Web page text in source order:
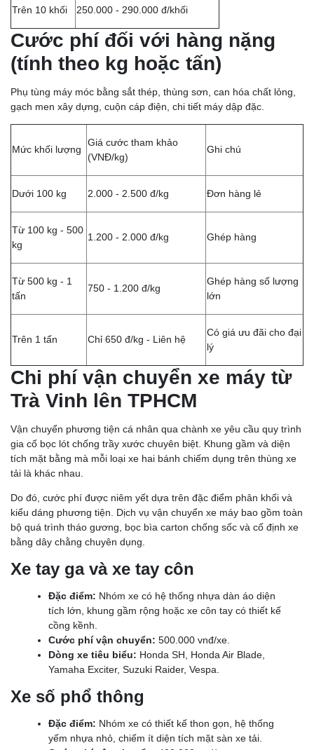
Trên 10 khối 250.000 - 290.000 đ/khối
Cước phí đối với hàng nặng
(tính theo kg hoặc tấn)
Phụ tùng máy móc bằng sắt thép, thùng sơn, can hóa chất lỏng,
gạch men xây dựng, cuộn cáp điện, chi tiết máy dập đặc.
Mức khối lượng
Giá cước tham khảo
(VNĐ/kg)
Ghi chú
Dưới 100 kg 2.000 - 2.500 đ/kg Đơn hàng lẻ
Từ 100 kg - 500
kg
1.200 - 2.000 đ/kg Ghép hàng
Từ 500 kg - 1
tấn
750 - 1.200 đ/kg
Ghép hàng số lượng
lớn
Trên 1 tấn Chỉ 650 đ/kg - Liên hệ
Có giá ưu đãi cho đại
lý
Chi phí vận chuyển xe máy từ
Trà Vinh lên TPHCM
Vận chuyển phương tiện cá nhân qua chành xe yêu cầu quy trình
gia cố bọc lót chống trầy xước chuyên biệt. Khung gầm và diện
tích mặt bằng mà mỗi loại xe hai bánh chiếm dụng trên thùng xe
tải là khác nhau.
Do đó, cước phí được niêm yết dựa trên đặc điểm phân khối và
kiểu dáng phương tiện. Dịch vụ vận chuyển xe máy bao gồm toàn
bộ quá trình tháo gương, bọc bìa carton chống sốc và cố định xe
bằng dây chằng chuyên dụng.
Xe tay ga và xe tay côn
Đặc điểm: Nhóm xe có hệ thống nhựa dàn áo diện
tích lớn, khung gầm rộng hoặc xe côn tay có thiết kế
cồng kềnh.
Cước phí vận chuyển: 500.000 vnđ/xe.
Dòng xe tiêu biểu: Honda SH, Honda Air Blade,
Yamaha Exciter, Suzuki Raider, Vespa.
Xe số phổ thông
Đặc điểm: Nhóm xe có thiết kế thon gọn, hệ thống
yếm nhựa nhỏ, chiếm ít diện tích mặt sàn xe tải.